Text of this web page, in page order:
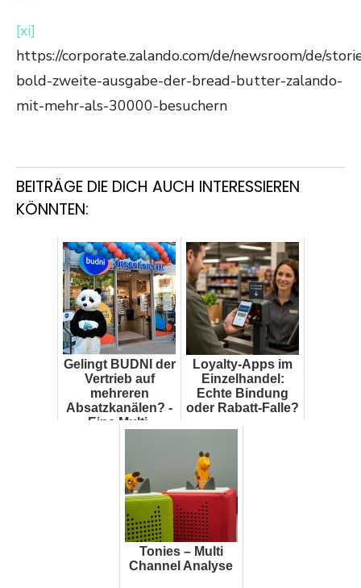
[xi]
https://corporate.zalando.com/de/newsroom/de/
bold-zweite-ausgabe-der-bread-butter-zalando-
mit-mehr-als-30000-besuchern
BEITRÄGE DIE DICH AUCH INTERESSIEREN
KÖNNTEN:
Gelingt BUDNI der
Vertrieb auf
mehreren
Absatzkanälen? -
Eine Multi-
Loyalty-Apps im
Einzelhandel:
Echte Bindung
oder Rabatt-Falle?
Tonies – Multi
Channel Analyse